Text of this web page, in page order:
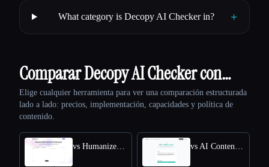
What category is Decopy AI Checker in? +
Comparar Decopy AI Checker con…
Elige cualquier herramienta para ver una comparación estructurada
lado a lado: precios, implementación, capacidades y política de
contenido.
vs HumanizeAI.com vs AI Content Detector by Leap AI